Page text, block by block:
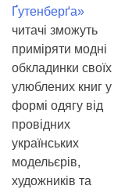
Ґутенберґа»
читачі зможуть
приміряти модні
обкладинки своїх
улюблених книг у
формі одягу від
провідних
українських
модельєрів,
художників та